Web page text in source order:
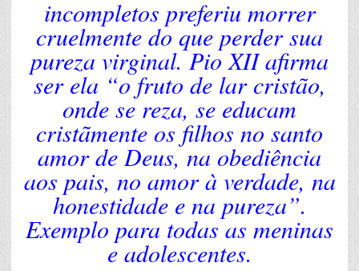
incompletos preferiu morrer
cruelmente do que perder sua
pureza virginal. Pio XII afirma
ser ela “o fruto de lar cristão,
onde se reza, se educam
cristãmente os filhos no santo
amor de Deus, na obediência
aos pais, no amor à verdade, na
honestidade e na pureza”.
Exemplo para todas as meninas
e adolescentes.